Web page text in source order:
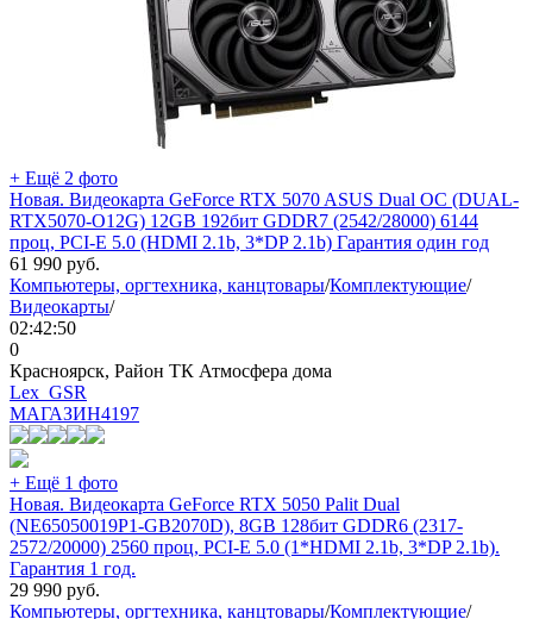
+ Ещё 2 фото
Новая. Видеокарта GeForce RTX 5070 ASUS Dual OC (DUAL-
RTX5070-O12G) 12GB 192бит GDDR7 (2542/28000) 6144
проц, PCI-E 5.0 (HDMI 2.1b, 3*DP 2.1b) Гарантия один год
61 990 руб.
Компьютеры, оргтехника, канцтовары/Комплектующие/
Видеокарты/
02:42:50
0
Красноярск, Район ТК Атмосфера дома
Lex_GSR
МАГАЗИН4197
+ Ещё 1 фото
Новая. Видеокарта GeForce RTX 5050 Palit Dual
(NE65050019P1-GB2070D), 8GB 128бит GDDR6 (2317-
2572/20000) 2560 проц, PCI-E 5.0 (1*HDMI 2.1b, 3*DP 2.1b).
Гарантия 1 год.
29 990 руб.
Компьютеры, оргтехника, канцтовары/Комплектующие/